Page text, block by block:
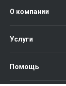
О компании
Услуги
Помощь